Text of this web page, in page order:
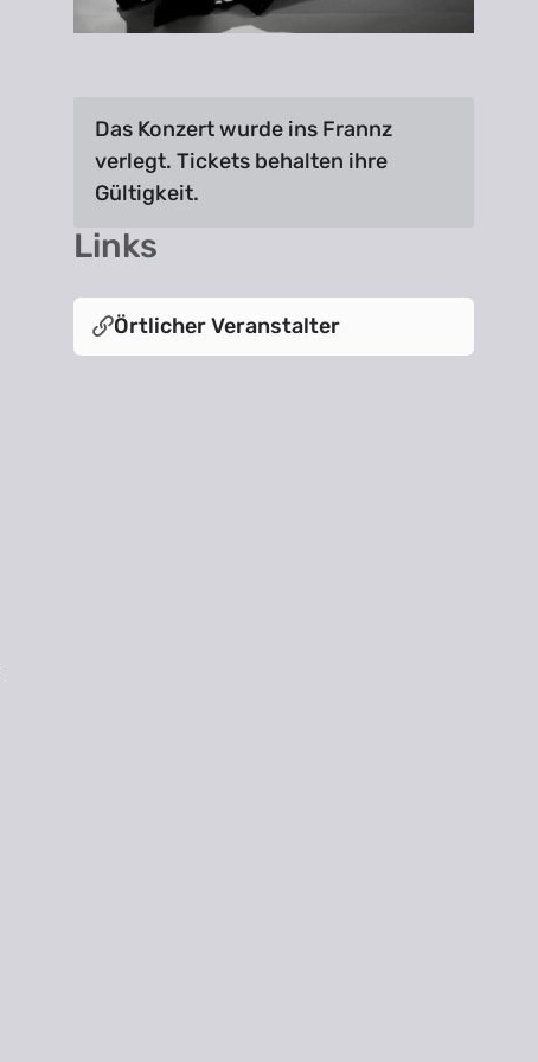
Das Konzert wurde ins Frannz
verlegt. Tickets behalten ihre
Gültigkeit.
Links
Örtlicher Veranstalter